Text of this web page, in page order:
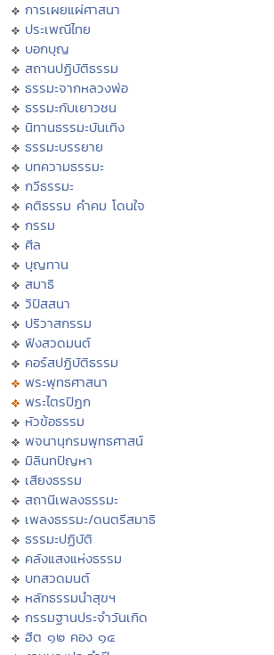
การเผยแผ่ศาสนา
ประเพณีไทย
บอกบุญ
สถานปฏิบัติธรรม
ธรรมะจากหลวงพ่อ
ธรรมะกับเยาวชน
นิทานธรรมะบันเทิง
ธรรมะบรรยาย
บทความธรรมะ
กวีธรรมะ
คติธรรม คำคม โดนใจ
กรรม
ศีล
บุญทาน
สมาธิ
วิปัสสนา
ปริวาสกรรม
ฟังสวดมนต์
คอร์สปฏิบัติธรรม
พระพุทธศาสนา
พระไตรปิฏก
หัวข้อธรรม
พจนานุกรมพุทธศาสน์
มิลินทปัญหา
เสียงธรรม
สถานีเพลงธรรมะ
เพลงธรรมะ/ดนตรีสมาธิ
ธรรมะปฏิบัติ
คลังแสงแห่งธรรม
บทสวดมนต์
หลักธรรมนำสุขฯ
กรรมฐานประจำวันเกิด
ฮีต ๑๒ คอง ๑๔